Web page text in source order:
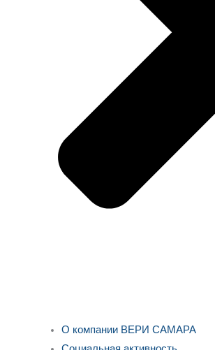
О компании ВЕРИ САМАРА